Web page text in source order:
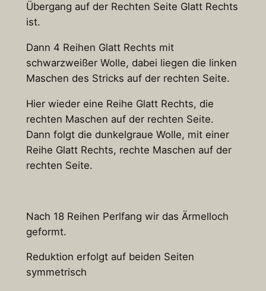
Übergang auf der Rechten Seite Glatt Rechts
ist.
Dann 4 Reihen Glatt Rechts mit
schwarzweißer Wolle, dabei liegen die linken
Maschen des Stricks auf der rechten Seite.
Hier wieder eine Reihe Glatt Rechts, die
rechten Maschen auf der rechten Seite.
Dann folgt die dunkelgraue Wolle, mit einer
Reihe Glatt Rechts, rechte Maschen auf der
rechten Seite.
Nach 18 Reihen Perlfang wir das Ärmelloch
geformt.
Reduktion erfolgt auf beiden Seiten
symmetrisch